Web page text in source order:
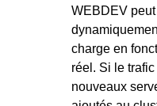
WEBDEV
charge en
réel. Si le
nouveaux